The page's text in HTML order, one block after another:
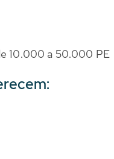
10.000 a 50.000 PE